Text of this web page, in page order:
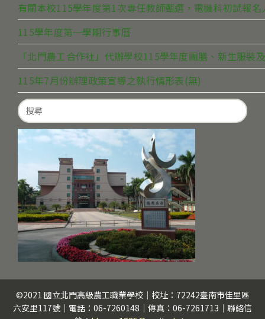
有關本校115學年度第1次專任教師甄選，電機科初試報
115學年度第一學期行事曆
「北門農工合作社」代辦學校115學年度團膳、新生服裝
115年7月份辦理政策宣導之執行情形表(無)
Search
for:
©2021 國立北門高級農工職業學校｜校址：72242臺南市佳里區
六安里117號｜電話：06-7260148｜傳真：06-7261713｜聯絡信